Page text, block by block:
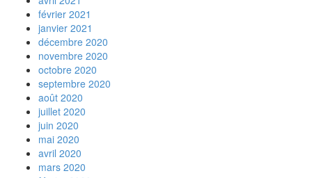
février 2021
janvier 2021
décembre 2020
novembre 2020
octobre 2020
septembre 2020
août 2020
juillet 2020
juin 2020
mai 2020
avril 2020
mars 2020